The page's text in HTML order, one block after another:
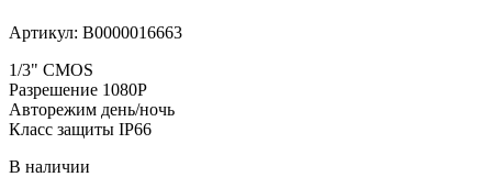
Артикул: В0000016663
1/3" CMOS
Разрешение 1080P
Авторежим день/ночь
Класс защиты IP66
В наличии